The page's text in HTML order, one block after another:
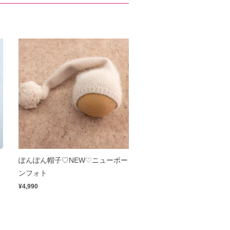
ぽんぽん帽子♡NEW♡ニューボー
ンフォト
¥4,990